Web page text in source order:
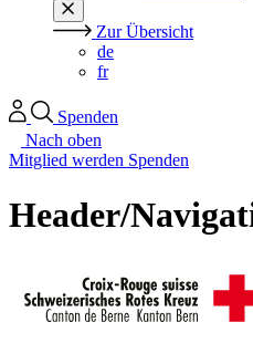
Zur Übersicht
de
fr
Spenden
Nach oben
Mitglied werden Spenden
Header/